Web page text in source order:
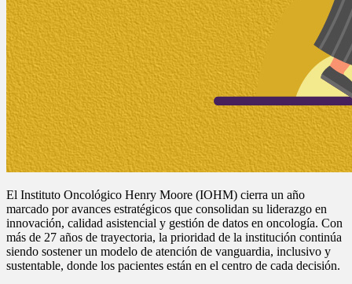
El Instituto Oncológico Henry Moore (IOHM) cierra un año
marcado por avances estratégicos que consolidan su liderazgo en
innovación, calidad asistencial y gestión de datos en oncología. Con
más de 27 años de trayectoria, la prioridad de la institución continúa
siendo sostener un modelo de atención de vanguardia, inclusivo y
sustentable, donde los pacientes están en el centro de cada decisión.